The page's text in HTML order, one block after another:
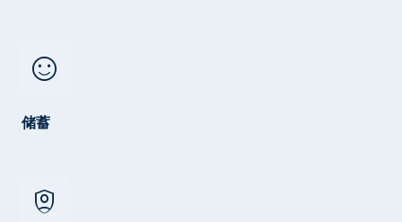
sentiment_satisfied
储蓄
shield_person